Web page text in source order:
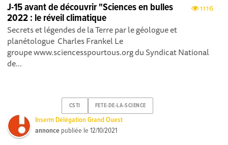
1116
J-15 avant de découvrir "Sciences en bulles
2022 : le réveil climatique
Secrets et légendes de la Terre par le géologue et
planétologue Charles Frankel Le
groupe www.sciencesspourtous.org du Syndicat National
de...
CSTI FETE-DE-LA-SCIENCE
Inserm Délégation Grand Ouest
annonce publiée le12/10/2021